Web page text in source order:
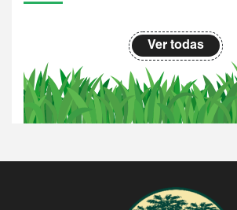
Ver todas